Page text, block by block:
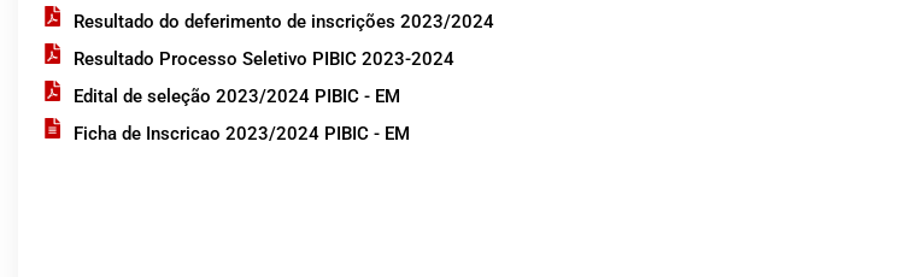
Resultado do deferimento de inscrições 2023/2024
Resultado Processo Seletivo PIBIC 2023-2024
Edital de seleção 2023/2024 PIBIC - EM
Ficha de Inscricao 2023/2024 PIBIC - EM